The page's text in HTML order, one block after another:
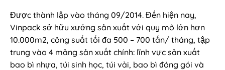
Được thành lập vào tháng 09/2014. Đến hiện nay,
Vinpack sở hữu xưởng sản xuất với quy mô lớn hơn
10.000m2, công suất tối đa 500 – 700 tấn/ tháng, tập
trung vào 4 mảng sản xuất chính: lĩnh vực sản xuất
bao bì nhựa, túi sinh học, túi vải, bao bì đóng gói và